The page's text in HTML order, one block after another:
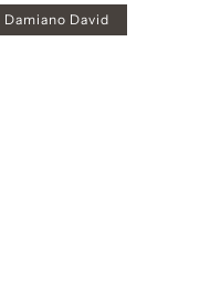
Damiano David